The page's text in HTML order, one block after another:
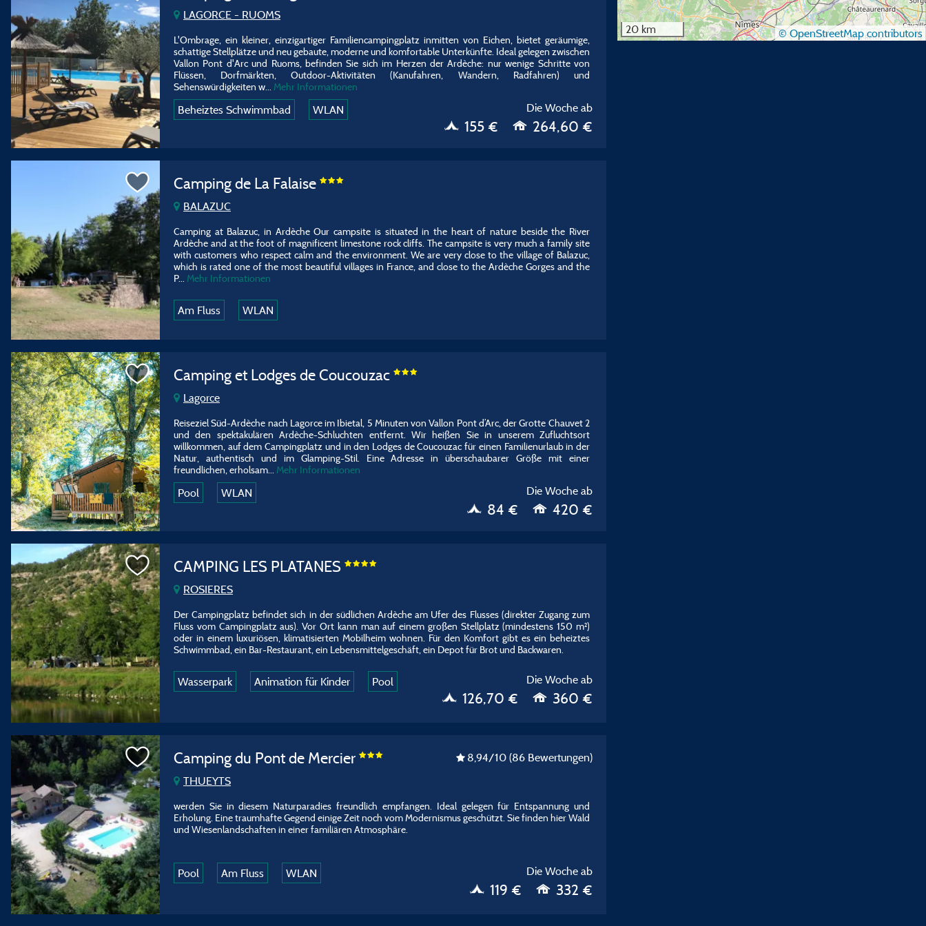
LAGORCE - RUOMS
L'Ombrage, ein kleiner, einzigartiger Familiencampingplatz inmitten von Eichen, bietet geräumige,
schattige Stellplätze und neu gebaute, moderne und komfortable Unterkünfte. Ideal gelegen zwischen
Vallon Pont d'Arc und Ruoms, befinden Sie sich im Herzen der Ardèche: nur wenige Schritte von
Flüssen, Dorfmärkten, Outdoor-Aktivitäten (Kanufahren, Wandern, Radfahren) und
Sehenswürdigkeiten w
Mehr Informationen
Beheiztes Schwimmbad WLAN Die Woche ab
155 € 264,60 €
Camping de La Falaise
BALAZUC
Camping at Balazuc, in Ardèche Our campsite is situated in the heart of nature beside the River
Ardèche and at the foot of magnificent limestone rock cliffs. The campsite is very much a family site
with customers who respect calm and the environment. We are very close to the village of Balazuc,
which is rated one of the most beautiful villages in France, and close to the Ardèche Gorges and the
P... Mehr Informationen
Am Fluss WLAN
Camping et Lodges de Coucouzac
Lagorce
Reiseziel Süd-Ardèche nach Lagorce im Ibietal, 5 Minuten von Vallon Pont d’Arc, der Grotte Chauvet 2
und den spektakulären Ardèche-Schluchten entfernt. Wir heißen Sie in unserem Zufluchtsort
willkommen, auf dem Campingplatz und in den Lodges de Coucouzac für einen Familienurlaub in der
Natur, authentisch und im Glamping-Stil. Eine Adresse in überschaubarer Größe mit einer
freundlichen, erholsam
Mehr Informationen
Pool WLAN Die Woche ab
84 € 420 €
CAMPING LES PLATANES
ROSIERES
Der Campingplatz befindet sich in der südlichen Ardèche am Ufer des Flusses (direkter Zugang zum
Fluss vom Campingplatz aus). Vor Ort kann man auf einem großen Stellplatz (mindestens 150 m²)
oder in einem luxuriösen, klimatisierten Mobilheim wohnen. Für den Komfort gibt es ein beheiztes
Schwimmbad, ein Bar-Restaurant, ein Lebensmittelgeschäft, ein Depot für Brot und Backwaren.
Wasserpark Animation für Kinder Pool Die Woche ab
126,70 € 360 €
Camping du Pont de Mercier
THUEYTS
8,94/10 (86 Bewertungen)
werden Sie in diesem Naturparadies freundlich empfangen. Ideal gelegen für Entspannung und
Erholung. Eine traumhafte Gegend einige Zeit noch vom Modernismus geschützt. Sie finden hier Wald
und Wiesenlandschaften in einer familiären Atmosphäre.
Pool Am Fluss WLAN Die Woche ab
119 € 332 €
20 km © OpenStreetMap contributors